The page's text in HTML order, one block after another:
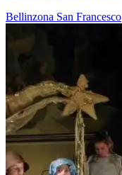
Bellinzona San Francesco